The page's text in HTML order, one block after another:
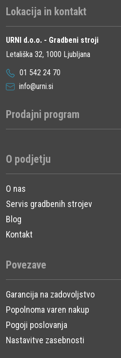
Lokacija in kontakt
URNI d.o.o. - Gradbeni stroji
Letališka 32, 1000 Ljubljana
01 542 24 70
info@urni.si
Prodajni program
O podjetju
O nas
Servis gradbenih strojev
Blog
Kontakt
Povezave
Garancija na zadovoljstvo
Popolnoma varen nakup
Pogoji poslovanja
Nastavitve zasebnosti